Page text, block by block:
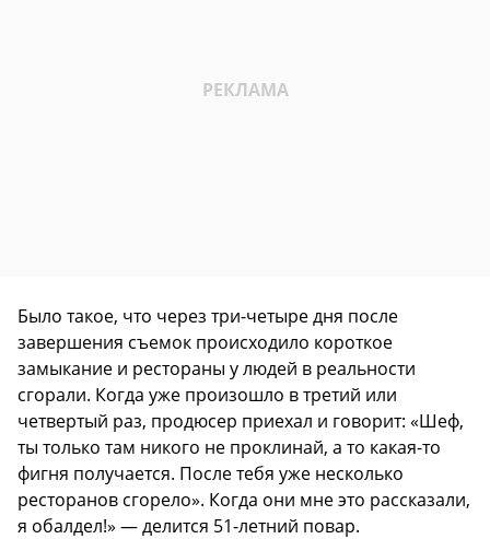
Было такое, что через три-четыре дня после
завершения съемок происходило короткое
замыкание и рестораны у людей в реальности
сгорали. Когда уже произошло в третий или
четвертый раз, продюсер приехал и говорит: «Шеф,
ты только там никого не проклинай, а то какая-то
фигня получается. После тебя уже несколько
ресторанов сгорело». Когда они мне это рассказали,
я обалдел!» — делится 51-летний повар.